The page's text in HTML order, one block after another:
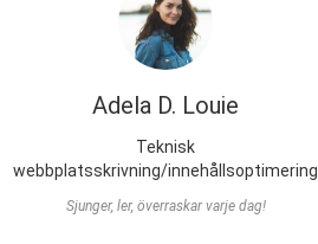
Adela D. Louie
Teknisk
webbplatsskrivning/innehållsoptimering
Sjunger, ler, överraskar varje dag!